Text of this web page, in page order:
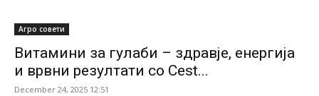
Агро совети
Витамини за гулаби – здравје, енергија
и врвни резултати со Cest...
December 24, 2025 12:51